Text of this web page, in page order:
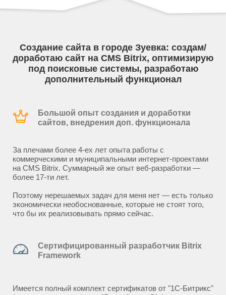
Создание сайта в городе Зуевка: создам/
доработаю сайт на CMS Bitrix, оптимизирую
под поисковые системы, разработаю
дополнительный функционал
Большой опыт создания и доработки
сайтов, внедрения доп. функционала
За плечами более 4-ех лет опыта работы с
коммерческими и муниципальными интернет-проектами
на CMS Bitrix. Суммарный же опыт веб-разработки —
более 17-ти лет.
Поэтому нерешаемых задач для меня нет — есть только
экономически необоснованные, которые не стоят того,
что бы их реализовывать прямо сейчас.
Сертифицированный разработчик Bitrix
Framework
Имеется полный комплект сертификатов от "1С-Битрикс"